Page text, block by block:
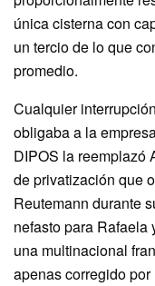
única cisterna con
un tercio de lo que
promedio.
Cualquier
obligaba a la
DIPOS la reemplazó
de privatización que
Reutemann durante
nefasto para
una multinacional
apenas corregido